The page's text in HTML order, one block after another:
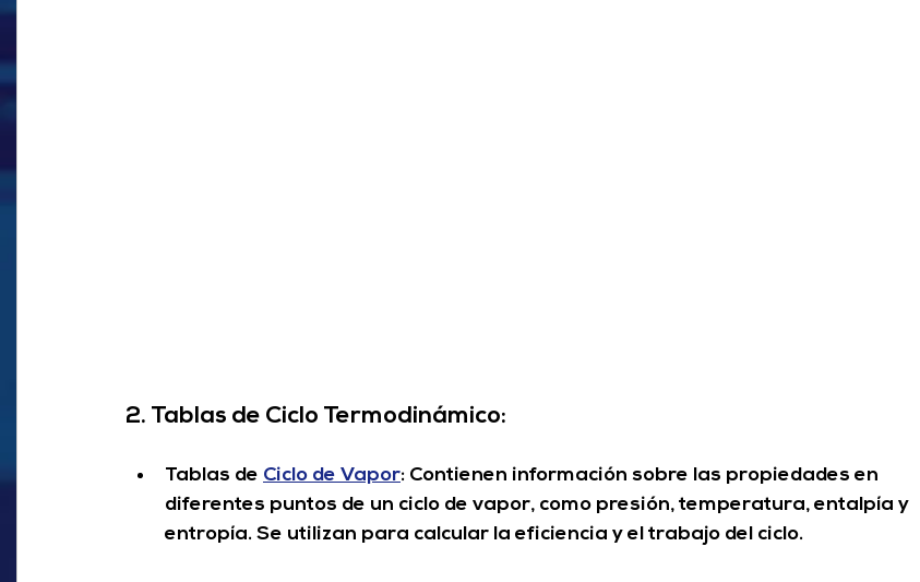
2. Tablas de Ciclo Termodinámico:
Tablas de Ciclo de Vapor: Contienen información sobre las propiedades en
diferentes puntos de un ciclo de vapor, como presión, temperatura, entalpía y
entropía. Se utilizan para calcular la eficiencia y el trabajo del ciclo.